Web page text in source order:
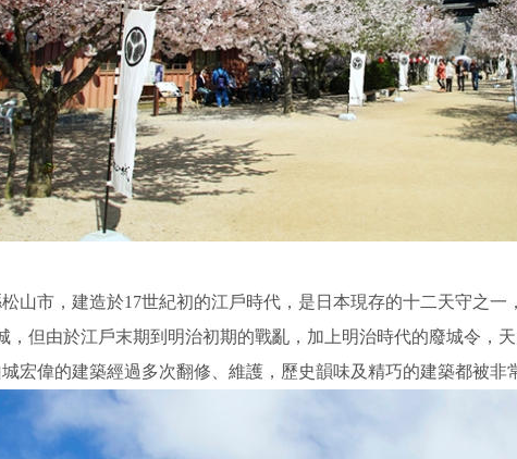
山市，建造於17世紀初的江戶時代，是日本現存的十二天守之一
，但由於江戶末期到明治初期的戰亂，加上明治時代的廢城令，
宏偉的建築經過多次翻修、維護，歷史韻味及精巧的建築都被非